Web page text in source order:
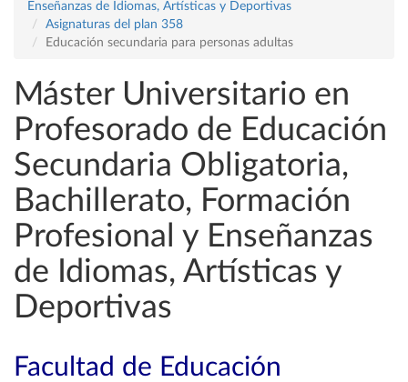
Enseñanzas de Idiomas, Artísticas y Deportivas
Asignaturas del plan 358
Educación secundaria para personas adultas
Máster Universitario en
Profesorado de Educación
Secundaria Obligatoria,
Bachillerato, Formación
Profesional y Enseñanzas
de Idiomas, Artísticas y
Deportivas
Facultad de Educación